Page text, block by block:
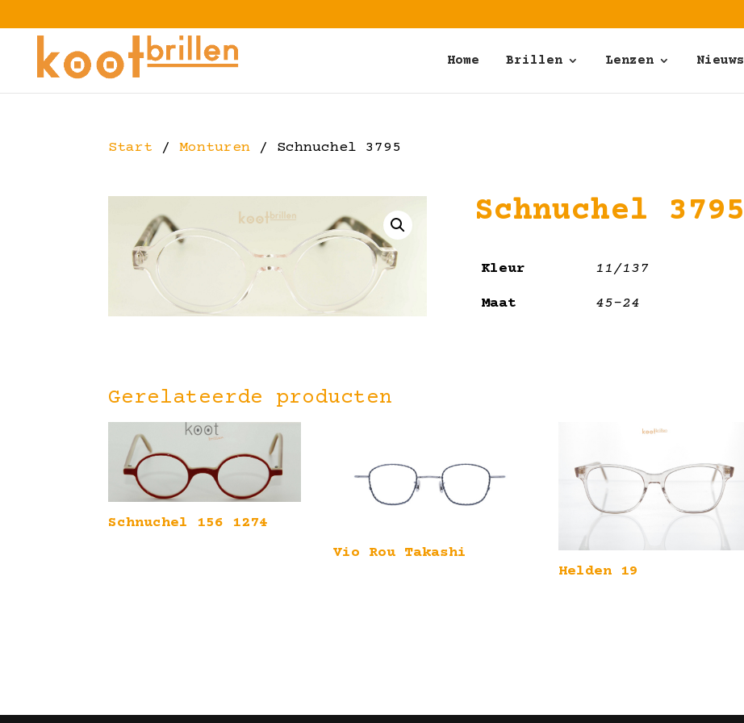
Home Brillen Lenzen Nieuws
Start /Monturen / Schnuchel 3795
Schnuchel 3795
Kleur 11/137
Maat 45-24
Gerelateerde producten
Schnuchel 156 1274
Vio Rou Takashi
Helden 19